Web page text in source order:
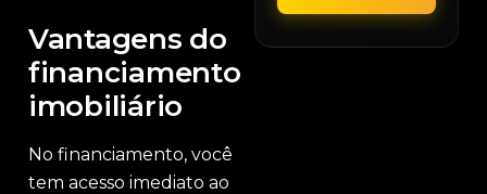
Vantagens do
financiamento
imobiliário
No financiamento, você
tem acesso imediato ao